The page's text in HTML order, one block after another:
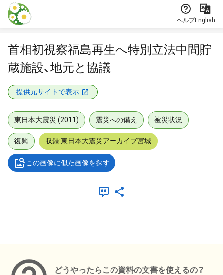
本文に飛ぶ
ヘルプEnglish
首相初視察福島再生へ特別立法中間貯
蔵施設、地元と協議
提供元サイトで表示
東日本大震災 (2011) 震災への備え 被災状況
復興 収録:東日本大震災アーカイブ宮城
この画像に似た画像を探す
どうやったらこの資料の文書を使えるの？